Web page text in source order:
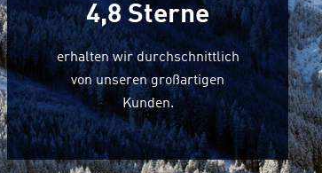
4,8Sterne
erhalten wir durchschnittlich
von unseren großartigen
Kunden.